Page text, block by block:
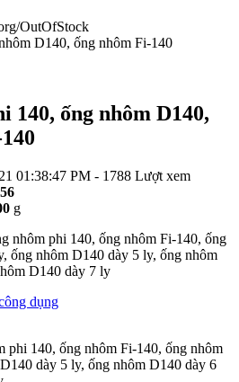
OutOfStock
140, ống nhôm D140,
01:38:47 PM - 1788 Lượt xem
g
nhôm phi 140, ống nhôm Fi-140, ống
ống nhôm D140 dày 5 ly, ống nhôm
D140 dày 7 ly
dụng
phi 140, ống nhôm Fi-140, ống nhôm
dày 5 ly, ống nhôm D140 dày 6